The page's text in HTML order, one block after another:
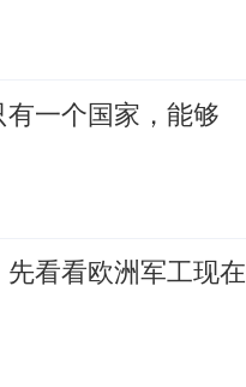
一个国家，能够
看看欧洲军工现在